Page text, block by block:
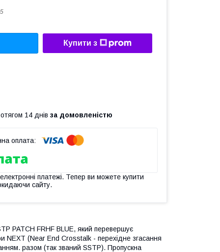
Купити з
14 днів за домовленістю
платежі. Тепер ви можете купити
сайту.
PATCH FRHF BLUE, який перевершує
NEXT (Near End Crosstalk - перехідне згасання
разом (так званий SSTP). Пропускна